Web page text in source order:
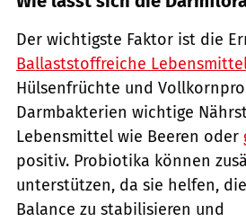
Der wichtigste Faktor ist die
Ballaststoffreiche
Hülsenfrüchte und
Darmbakterien wichtige
Lebensmittel wie Beeren oder
positiv. Probiotika können
unterstützen, da sie helfen,
Balance zu stabilisieren und